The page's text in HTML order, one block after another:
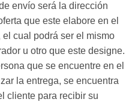
envío será la dirección
que este elabore en el
cual podrá ser el mismo
u otro que este designe.
que se encuentre en el
la entrega, se encuentra
cliente para recibir su